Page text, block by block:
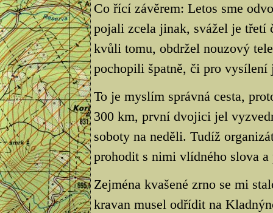
Co řící závěrem: Letos sme
pojali zcela jinak, svážel je třetí
kvůli tomu, obdržel nouzový
pochopili špatně, či pro
To je myslím správná cesta,
300 km, první dvojici jel
soboty na neděli. Tudíž
prohodit s nimi vlídného slova a
Zejména kvašené zrno se mi
kravan musel odřídit na